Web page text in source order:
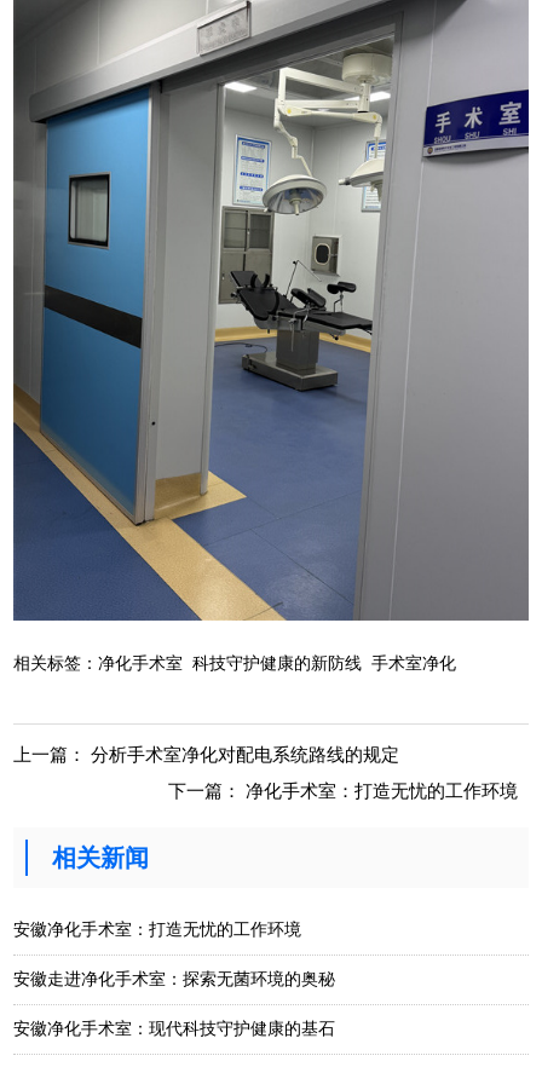
相关标签： 净化手术室 科技守护健康的新防线 手术室净化
上一篇： 分析手术室净化对配电系统路线的规定
下一篇：净化手术室：打造无忧的工作环境
相关新闻
安徽净化手术室：打造无忧的工作环境
安徽走进净化手术室：探索无菌环境的奥秘
安徽净化手术室：现代科技守护健康的基石